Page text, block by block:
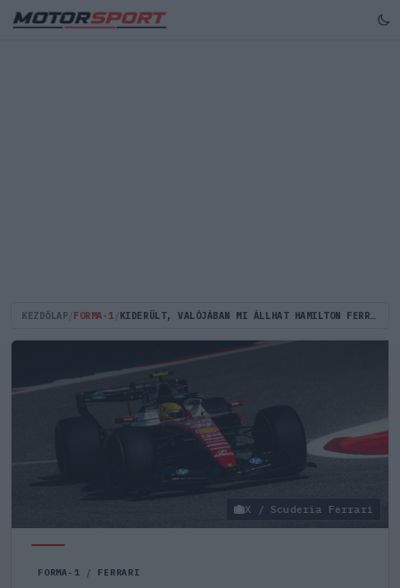
KEZDŐLAP FORMA-1 KIDERÜLT, VALÓJÁBAN MI ÁLLHAT HAMILTON FERRARIS GYŐZELME MÖGÖTT
X / Scuderia Ferrari
FORMA-1 / FERRARI